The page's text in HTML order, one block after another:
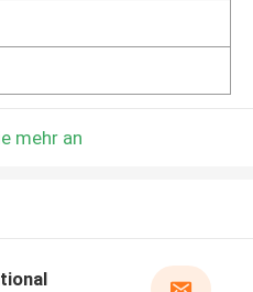
mehr an